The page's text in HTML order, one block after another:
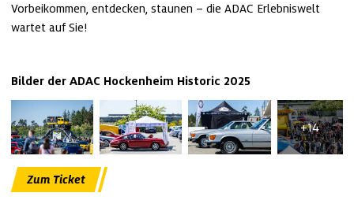
Vorbeikommen, entdecken, staunen – die ADAC Erlebniswelt
wartet auf Sie!
Bilder der ADAC Hockenheim Historic 2025
+14
Zum Ticket